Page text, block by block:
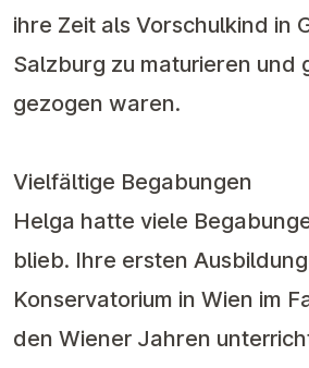
ihre Zeit als Vorschulkind in
Salzburg zu maturieren und
gezogen waren.
Vielfältige Begabungen
Helga hatte viele
blieb. Ihre ersten
Konservatorium in Wien im
den Wiener Jahren